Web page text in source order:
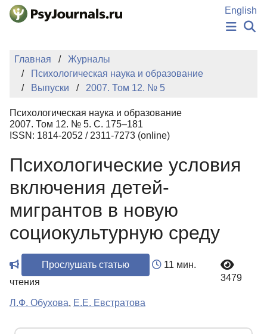
Перейти к основному содержанию
English
НОВОСТИ
ИЗДАНИЯ
АВТОРЫ
БАЗА ЗНАНИЙ
КЛЮЧЕВЫЕ СЛОВА
Регистрация
Главная
Журналы
Психологическая наука и образование
Выпуски
2007. Том 12. № 5
Психологическая наука и образование
2007. Том 12. № 5. С. 175–181
ISSN: 1814-2052 / 2311-7273 (online)
Психологические условия
включения детей-
мигрантов в новую
социокультурную среду
Прослушать статью
11 мин.
чтения
3479
Л.Ф. Обухова, Е.Е. Евстратова